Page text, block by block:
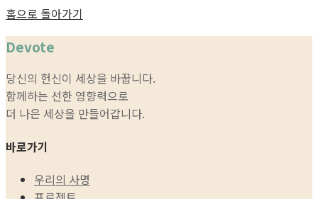
홈으로 돌아가기
Devote
당신의 헌신이 세상을 바꿉니다.
함께하는 선한 영향력으로
더 나은 세상을 만들어갑니다.
바로가기
우리의 사명